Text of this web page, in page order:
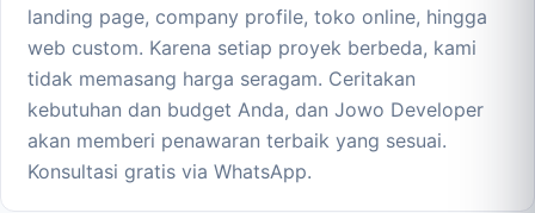
landing page, company profile, toko online, hingga
web custom. Karena setiap proyek berbeda, kami
tidak memasang harga seragam. Ceritakan
kebutuhan dan budget Anda, dan Jowo Developer
akan memberi penawaran terbaik yang sesuai.
Konsultasi gratis via WhatsApp.